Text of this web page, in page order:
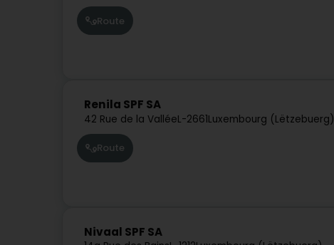
Route
Renila SPF SA
42 Rue de la ValléeL-2661Luxembourg (Lëtzebuerg)
Route
Nivaal SPF SA